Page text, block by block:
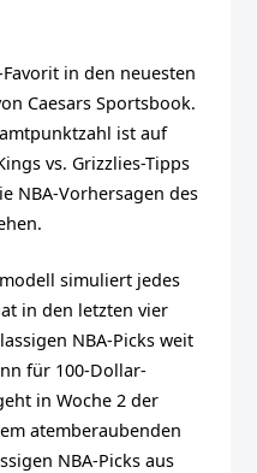
in den neuesten
Caesars Sportsbook.
ist auf
vs. Grizzlies-Tipps
NBA-Vorhersagen des
simuliert jedes
in den letzten vier
NBA-Picks weit
für 100-Dollar-
in Woche 2 der
atemberaubenden
NBA-Picks aus